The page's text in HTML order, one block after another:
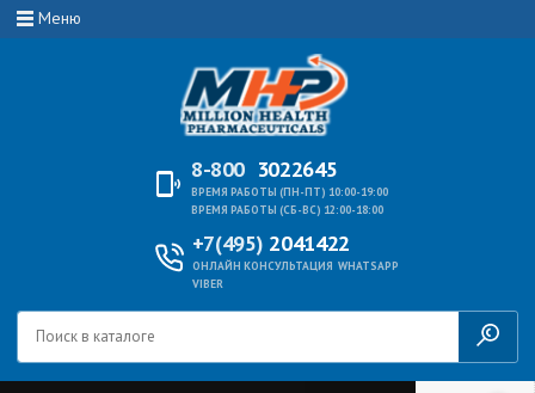
Меню
8-800 3022645
ВРЕМЯ РАБОТЫ (ПН-ПТ) 10:00-19:00
ВРЕМЯ РАБОТЫ (СБ-ВС) 12:00-18:00
+7(495) 2041422
ОНЛАЙН КОНСУЛЬТАЦИЯ WHATSAPP
VIBER